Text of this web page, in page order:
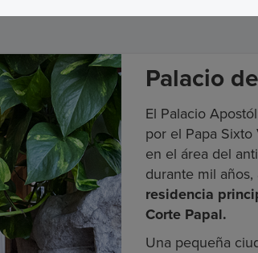
Palacio
El Palacio
por el Papa
en el área del
durante mil
residencia
Corte Papal.
Una pequeña